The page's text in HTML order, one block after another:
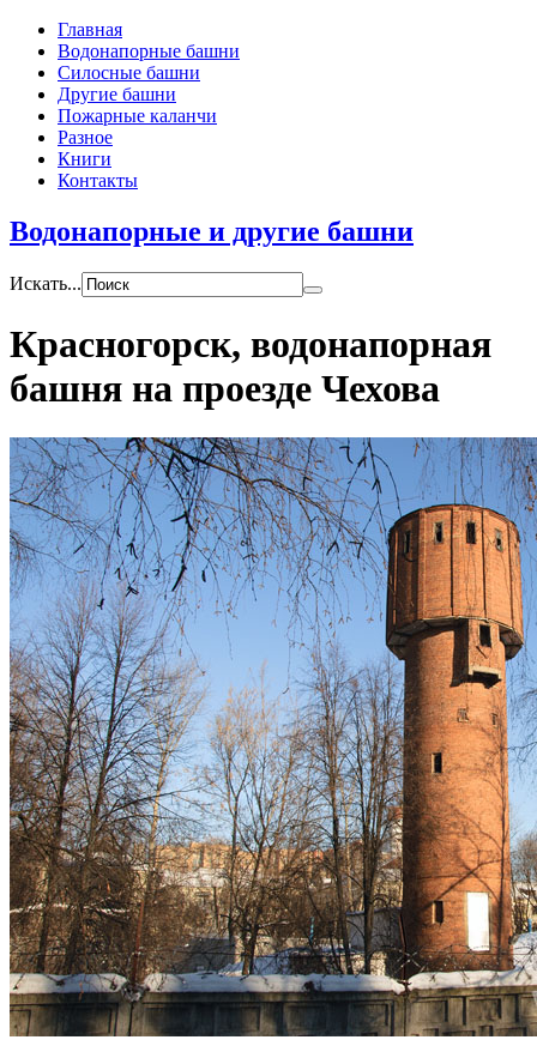
Главная
Водонапорные башни
Силосные башни
Другие башни
Пожарные каланчи
Разное
Книги
Контакты
Водонапорные и другие башни
Искать...
Красногорск, водонапорная
башня на проезде Чехова